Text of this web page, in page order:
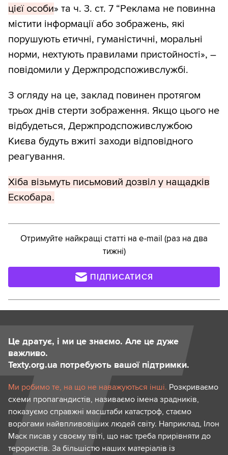
цієї особи» та ч. 3. ст. 7 “Реклама не повинна
містити інформації або зображень, які
порушують етичні, гуманістичні, моральні
норми, нехтують правилами пристойності», –
повідомили у Держпродспоживслужбі.
З огляду на це, заклад повинен протягом
трьох днів стерти зображення. Якщо цього не
відбудеться, Держпродспоживслужбою
Києва будуть вжиті заходи відповідного
реагування.
Хіба візьмуть письмовий дозвіл у нащадків
Ескобара.
Отримуйте найкращі статті на e-mail (раз на два
тижні)
ПІДПИСАТИСЯ
Це дратує, і ми це знаємо. Але це дуже
важливо.
Texty.org.ua потребують вашої підтримки.
Ми робимо те, на що не наважуються інші. Розкриваємо
схеми пропагандистів, називаємо імена зрадників,
показуємо справжні масштаби катастроф, стаємо
ворогами найвпливовіших людей світу. Наприклад, Ілон
Маск писав у своєму твіті, що нас треба прирівняти до
терористів. За більшістю наших матеріалів із